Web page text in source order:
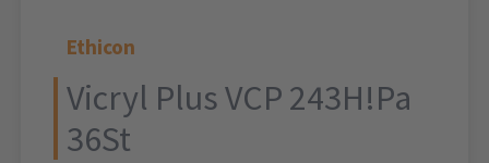
Ethicon
Vicryl Plus VCP 243H!Pa
36St